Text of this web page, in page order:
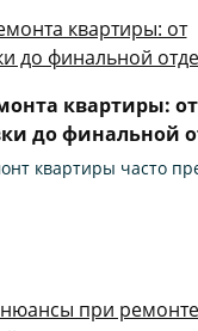
квартиры: от
до финальной
квартиры часто